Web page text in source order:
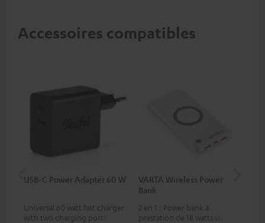
Accessoires compatibles
USB-C Power Adapter 60 W
Universal 60 watt fast charger
with two charging ports
VARTA Wireless Power
Bank
2 en 1 : Power bank à
prestation de 18 watts via USB